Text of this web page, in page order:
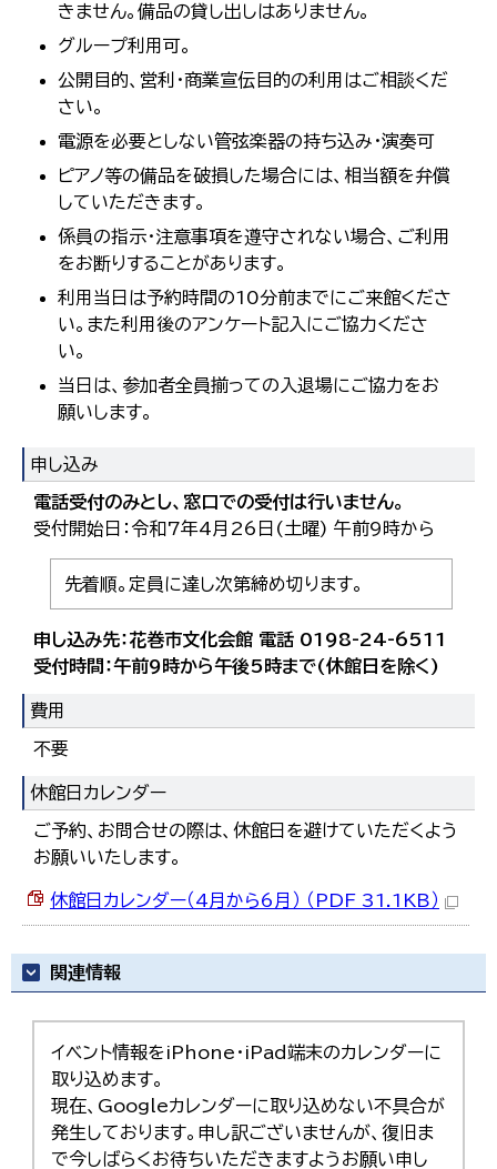
きません。備品の貸し出しはありません。
グループ利用可。
公開目的、営利・商業宣伝目的の利用はご相談くだ
さい。
電源を必要としない管弦楽器の持ち込み・演奏可
ピアノ等の備品を破損した場合には、相当額を弁償
していただきます。
係員の指示・注意事項を遵守されない場合、ご利用
をお断りすることがあります。
利用当日は予約時間の10分前までにご来館くださ
い。また利用後のアンケート記入にご協力くださ
い。
当日は、参加者全員揃っての入退場にご協力をお
願いします。
申し込み
電話受付のみとし、窓口での受付は行いません。
受付開始日：令和7年4月26日(土曜) 午前9時から
先着順。定員に達し次第締め切ります。
申し込み先：花巻市文化会館 電話 0198-24-6511
受付時間：午前9時から午後5時まで(休館日を除く)
費用
不要
休館日カレンダー
ご予約、お問合せの際は、休館日を避けていただくよう
お願いいたします。
休館日カレンダー（4月から6月） （PDF 31.1KB）
関連情報
イベント情報をiPhone・iPad端末のカレンダーに
取り込めます。
現在、Googleカレンダーに取り込めない不具合が
発生しております。申し訳ございませんが、復旧ま
で今しばらくお待ちいただきますようお願い申し